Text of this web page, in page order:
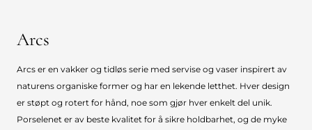
Arcs
Arcs er en vakker og tidløs serie med servise og vaser inspirert av
naturens organiske former og har en lekende letthet. Hver design
er støpt og rotert for hånd, noe som gjør hver enkelt del unik.
Porselenet er av beste kvalitet for å sikre holdbarhet, og de myke